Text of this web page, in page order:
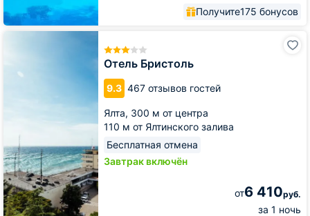
Получите175 бонусов
Отель Бристоль
9.3 467 отзывов гостей
Ялта, 300 м от центра
110 м от Ялтинского залива
Бесплатная отмена
Завтрак включён
от6 410руб.
за 1 ночь